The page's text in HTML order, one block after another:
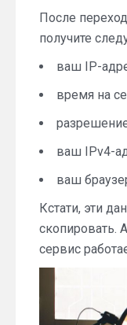
После
получите
ваш IP-
время на
ваш IPv4-
ваш
Кстати, эти
скопировать.
сервис